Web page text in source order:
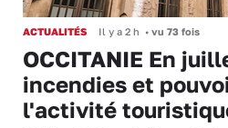
ACTUALITÉS Il y a 2 h • vu 73 fois
OCCITANIE En
incendies et
l'activité